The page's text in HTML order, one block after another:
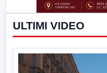
ULTIMI VIDEO